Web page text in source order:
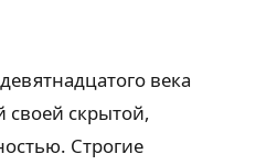
века
своей скрытой,
Строгие